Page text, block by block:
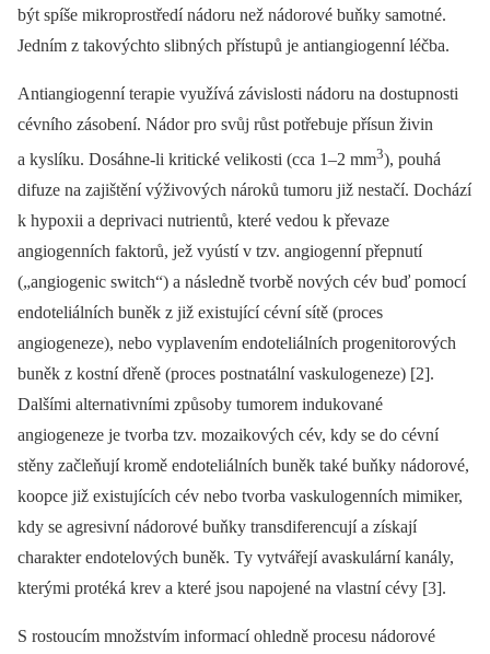
být spíše mikroprostředí nádoru než nádorové buňky samotné.
Jedním z takovýchto slibných přístupů je antiangiogenní léčba.
Antiangiogenní terapie využívá závislosti nádoru na dostupnosti
cévního zásobení. Nádor pro svůj růst potřebuje přísun živin
a kyslíku. Dosáhne-li kritické velikosti (cca 1‒2 mm3), pouhá
difuze na zajištění výživových nároků tumoru již nestačí. Dochází
k hypoxii a deprivaci nutrientů, které vedou k převaze
angiogenních faktorů, jež vyústí v tzv. angiogenní přepnutí
(„angiogenic switch“) a následně tvorbě nových cév buď pomocí
endoteliálních buněk z již existující cévní sítě (proces
angiogeneze), nebo vyplavením endoteliálních progenitorových
buněk z kostní dřeně (proces postnatální vaskulogeneze) [2].
Dalšími alternativními způsoby tumorem indukované
angiogeneze je tvorba tzv. mozaikových cév, kdy se do cévní
stěny začleňují kromě endoteliálních buněk také buňky nádorové,
koopce již existujících cév nebo tvorba vaskulogenních mimiker,
kdy se agresivní nádorové buňky transdiferencují a získají
charakter endotelových buněk. Ty vytvářejí avaskulární kanály,
kterými protéká krev a které jsou napojené na vlastní cévy [3].
S rostoucím množstvím informací ohledně procesu nádorové